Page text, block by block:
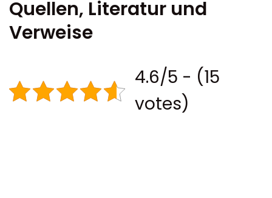
Quellen, Literatur und
Verweise
4.6/5 - (15
votes)